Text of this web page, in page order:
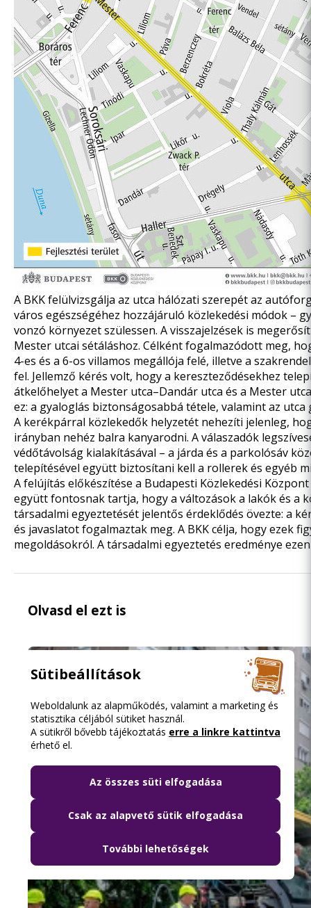
A BKK felülvizsgálja az utca hálózati szerepét az
város egészségéhez hozzájáruló közlekedési módok –
vonzó környezet szülessen. A visszajelzések is
Mester utcai sétáláshoz. Célként fogalmazódott meg,
4-es és a 6-os villamos megállója felé, illetve a
fel. Jellemző kérés volt, hogy a kereszteződésekhez
átkelőhelyet a Mester utca–Dandár utca és a Mester
ez: a gyaloglás biztonságosabbá tétele, valamint az
A kerékpárral közlekedők helyzetét nehezíti jelenleg,
irányban nehéz balra kanyarodni. A válaszadók
védőtávolság kialakításával – a járda és a parkolósáv
telepítésével együtt biztosítani kell a rollerek és egyéb
A felújítás előkészítése a Budapesti Közlekedési
együtt fontosnak tartja, hogy a változások a lakók és a
társadalmi egyeztetését jelentős érdeklődés övezte: a
és javaslatot fogalmaztak meg. A BKK célja, hogy ezek
megoldásokról. A társadalmi egyeztetés eredménye
Olvasd el ezt is
Sütibeállítások
Weboldalunk az alapműködés, valamint a marketing és
statisztika céljából sütiket használ.
A sütikről bővebb tájékoztatás erre a linkre kattintva
érhető el.
Az összes süti elfogadása
Csak az alapvető sütik elfogadása
További lehetőségek